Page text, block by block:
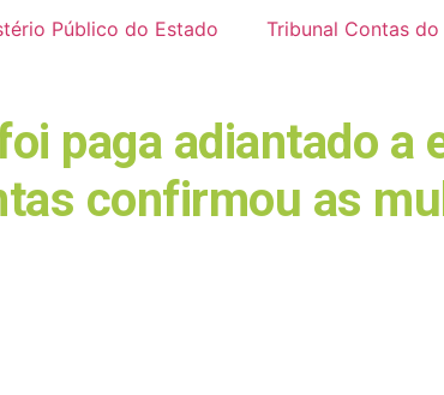
Público do Estado Tribunal Contas do
paga adiantado a
confirmou as